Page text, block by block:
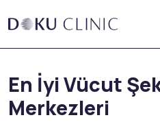
En İyi Vücut
Merkezleri